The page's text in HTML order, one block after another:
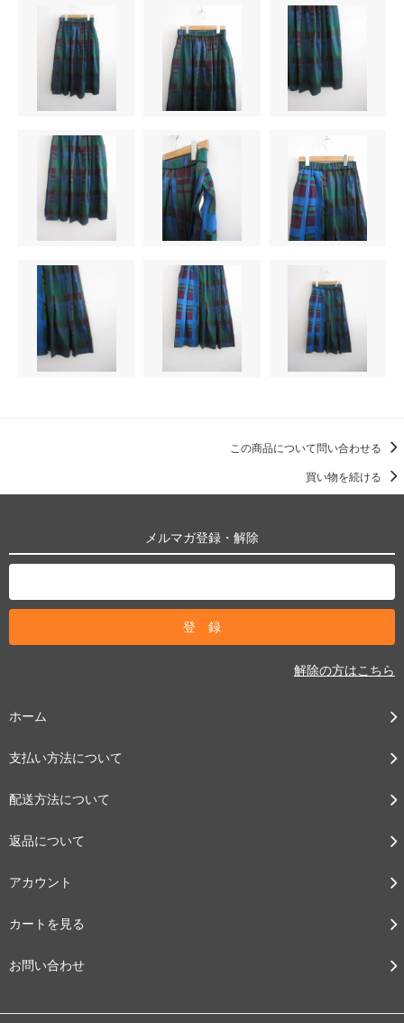
この商品について問い合わせる
買い物を続ける
メルマガ登録・解除
解除の方はこちら
ホーム
支払い方法について
配送方法について
返品について
アカウント
カートを見る
お問い合わせ